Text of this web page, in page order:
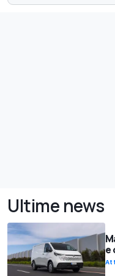
Ultime news
e